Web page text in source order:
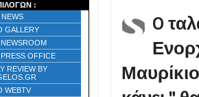
, ΣΕ ΣΥΝΕΡΓΑΣΊΑ
O
:
GALLERY
OFFICE
REVIEW BY
WEBTV